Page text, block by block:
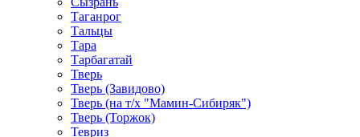
Таганрог
Тальцы
Тара
Тарбагатай
Тверь
Тверь (Завидово)
Тверь (на т/х "Мамин-Сибиряк")
Тверь (Торжок)
Тевриз